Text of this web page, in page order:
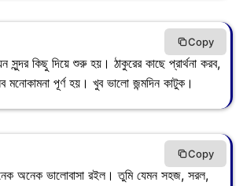
সুন্দর কিছু দিয়ে শুরু হয়। ঠাকুরের কাছে প্রার্থনা করব,
মনোকামনা পূর্ণ হয়। খুব ভালো জন্মদিন কাটুক।
Copy
অনেক ভালোবাসা রইল। তুমি যেমন সহজ, সরল,
Copy